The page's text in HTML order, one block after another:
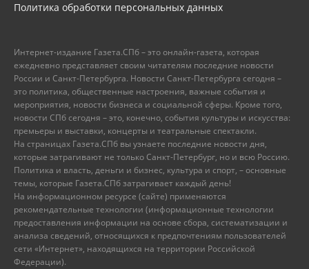
Политика обработки персональных данных
Интернет-издание Газета.СПб – это онлайн-газета, которая
ежедневно представляет своим читателям последние новости
России и Санкт-Петербурга. Новости Санкт-Петербурга сегодня –
это политика, общественные настроения, важные события и
мероприятия, новости бизнеса и социальной сферы. Кроме того,
новости СПб сегодня – это, конечно, события культуры и искусства:
премьеры и выставки, концерты и театральные спектакли.
На страницах Газета.СПб вы узнаете последние новости дня,
которые затрагивают не только Санкт-Петербург, но и всю Россию.
Политика и власть, деньги и бизнес, культура и спорт, – основные
темы, которые Газета.СПб затрагивает каждый день!
На информационном ресурсе (сайте) применяются
рекомендательные технологии (информационные технологии
предоставления информации на основе сбора, систематизации и
анализа сведений, относящихся к предпочтениям пользователей
сети «Интернет», находящихся на территории Российской
Федерации).